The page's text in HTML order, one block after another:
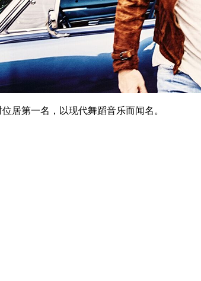
第一名，以现代舞蹈音乐而闻名。